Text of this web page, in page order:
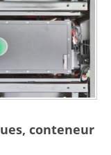
conteneur